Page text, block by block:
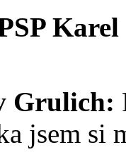
Grulich:
jsem